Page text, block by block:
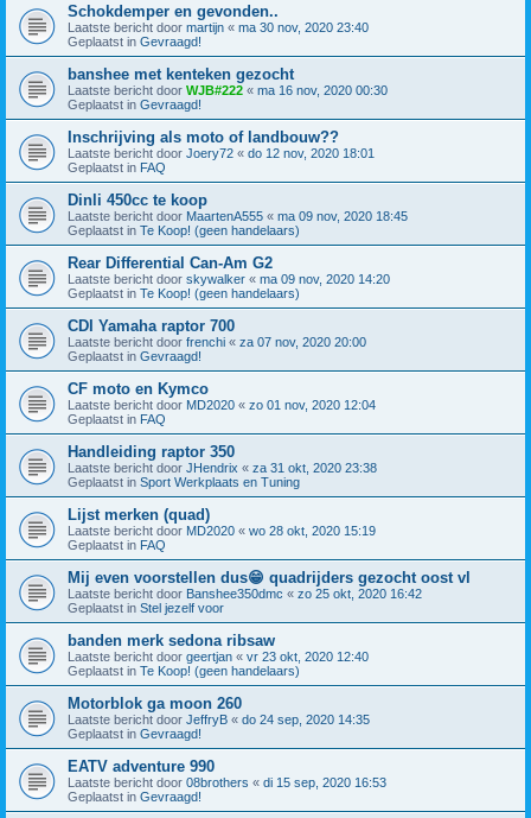
Schokdemper en gevonden..
Laatste bericht door martijn « ma 30 nov, 2020 23:40
Geplaatst in Gevraagd!
banshee met kenteken gezocht
Laatste bericht door WJB#222 « ma 16 nov, 2020 00:30
Geplaatst in Gevraagd!
Inschrijving als moto of landbouw??
Laatste bericht door Joery72 « do 12 nov, 2020 18:01
Geplaatst in FAQ
Dinli 450cc te koop
Laatste bericht door MaartenA555 « ma 09 nov, 2020 18:45
Geplaatst in Te Koop! (geen handelaars)
Rear Differential Can-Am G2
Laatste bericht door skywalker « ma 09 nov, 2020 14:20
Geplaatst in Te Koop! (geen handelaars)
CDI Yamaha raptor 700
Laatste bericht door frenchi « za 07 nov, 2020 20:00
Geplaatst in Gevraagd!
CF moto en Kymco
Laatste bericht door MD2020 « zo 01 nov, 2020 12:04
Geplaatst in FAQ
Handleiding raptor 350
Laatste bericht door JHendrix « za 31 okt, 2020 23:38
Geplaatst in Sport Werkplaats en Tuning
Lijst merken (quad)
Laatste bericht door MD2020 « wo 28 okt, 2020 15:19
Geplaatst in FAQ
Mij even voorstellen dus😁 quadrijders gezocht oost vl
Laatste bericht door Banshee350dmc « zo 25 okt, 2020 16:42
Geplaatst in Stel jezelf voor
banden merk sedona ribsaw
Laatste bericht door geertjan « vr 23 okt, 2020 12:40
Geplaatst in Te Koop! (geen handelaars)
Motorblok ga moon 260
Laatste bericht door JeffryB « do 24 sep, 2020 14:35
Geplaatst in Gevraagd!
EATV adventure 990
Laatste bericht door 08brothers « di 15 sep, 2020 16:53
Geplaatst in Gevraagd!